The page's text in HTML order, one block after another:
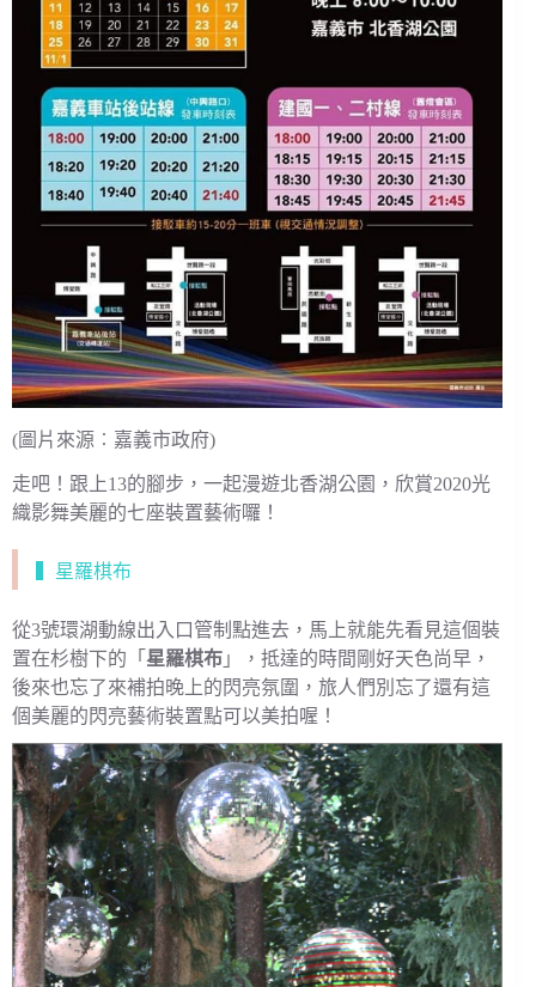
(圖片來源︰嘉義市政府)
走吧！跟上13的腳步，一起漫遊北香湖公園，欣賞2020光
織影舞美麗的七座裝置藝術囉！
▍星羅棋布
從3號環湖動線出入口管制點進去，馬上就能先看見這個裝
置在杉樹下的「 星羅棋布 」，抵達的時間剛好天色尚早，
後來也忘了來補拍晚上的閃亮氛圍，旅人們別忘了還有這
個美麗的閃亮藝術裝置點可以美拍喔！